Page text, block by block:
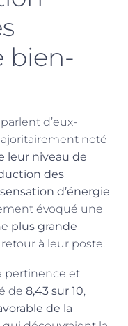
bien-
d’eux-
noté
leur niveau de
des
sensation d’énergie
évoqué une
plus grande
à leur poste.
pertinence et
de 8,43 sur 10,
de la